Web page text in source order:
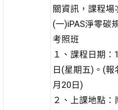
關資訊，課程場
(一)iPAS淨零碳
考照班
１、課程日期
日(星期五)。(
月20日)
２、上課地點